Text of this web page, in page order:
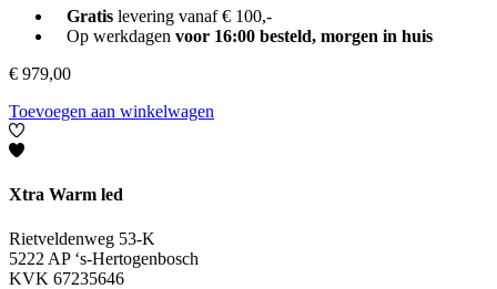
Gratislevering vanaf € 100,-
Op werkdagen voor 16:00 besteld, morgen in huis
€ 979,00
Toevoegen aan winkelwagen
Xtra Warm led
Rietveldenweg 53-K
5222 AP ‘s-Hertogenbosch
KVK 67235646